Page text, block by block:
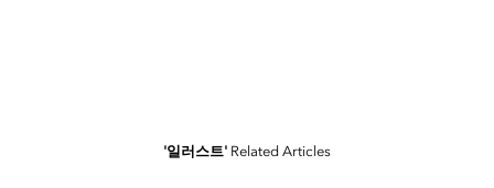
'일러스트' Related Articles